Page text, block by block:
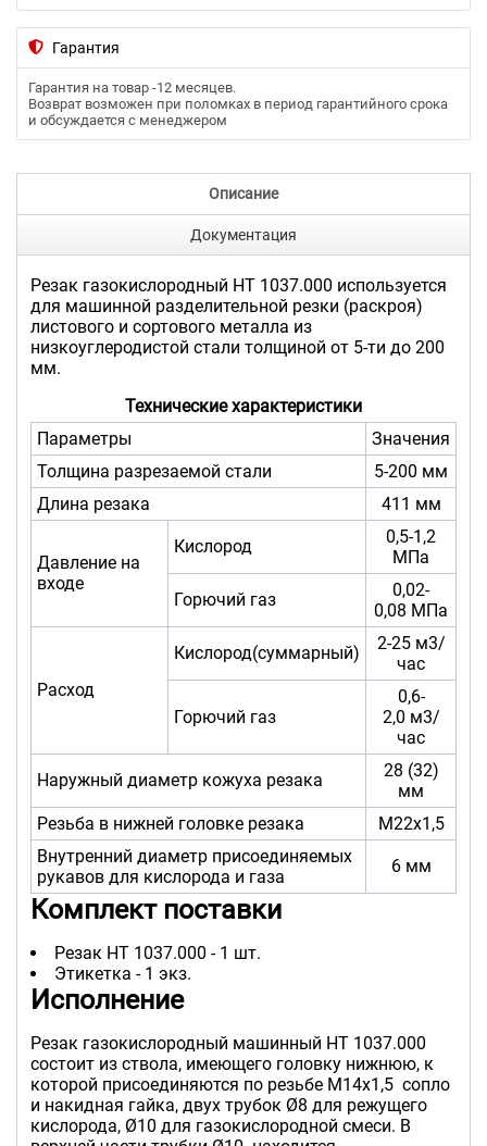
Гарантия
Гарантия на товар -12 месяцев.
Возврат возможен при поломках в период гарантийного срока
и обсуждается с менеджером
Описание
Документация
Резак газокислородный НТ 1037.000 используется
для машинной разделительной резки (раскроя)
листового и сортового металла из
низкоуглеродистой стали толщиной от 5-ти до 200
мм.
Технические характеристики
Параметры
Значения
Толщина разрезаемой стали
5-200 мм
Длина резака
411 мм
Давление на
входе
Кислород
0,5-1,2
МПа
Горючий газ
0,02-
0,08 МПа
Расход
Кислород(суммарный)
2-25 м3/
час
Горючий газ
0,6-
2,0 м3/
час
Наружный диаметр кожуха резака
28 (32)
мм
Резьба в нижней головке резака
М22х1,5
Внутренний диаметр присоединяемых
рукавов для кислорода и газа
6 мм
Комплект поставки
Резак НТ 1037.000 - 1 шт.
Этикетка - 1 экз.
Исполнение
Резак газокислородный машинный НТ 1037.000
состоит из ствола, имеющего головку нижнюю, к
которой присоединяются по резьбе М14х1,5 сопло
и накидная гайка, двух трубок Ø8 для режущего
кислорода, Ø10 для газокислородной смеси. В